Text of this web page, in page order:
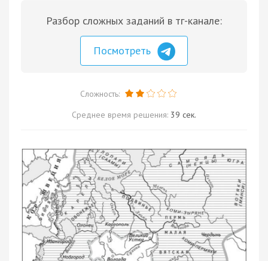
Разбор сложных заданий в тг-канале:
Посмотреть
Сложность:
Среднее время решения: 39 сек.